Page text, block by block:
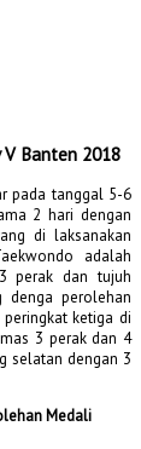
Banten 2018
pada tanggal 5-6
2 hari dengan
di laksanakan
adalah
perak dan tujuh
denga perolehan
ketiga di
3 perak dan 4
selatan dengan 3
Medali